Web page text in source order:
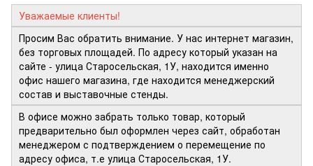
Уважаемые клиенты!
Просим Вас обратить внимание. У нас интернет магазин,
без торговых площадей. По адресу который указан на
сайте - улица Старосельская, 1У, находится именно
офис нашего магазина, где находится менеджерский
состав и выставочные стенды.
В офисе можно забрать только товар, который
предварительно был оформлен через сайт, обработан
менеджером с подтверждением о перемещение по
адресу офиса, т.е улица Старосельская, 1У.